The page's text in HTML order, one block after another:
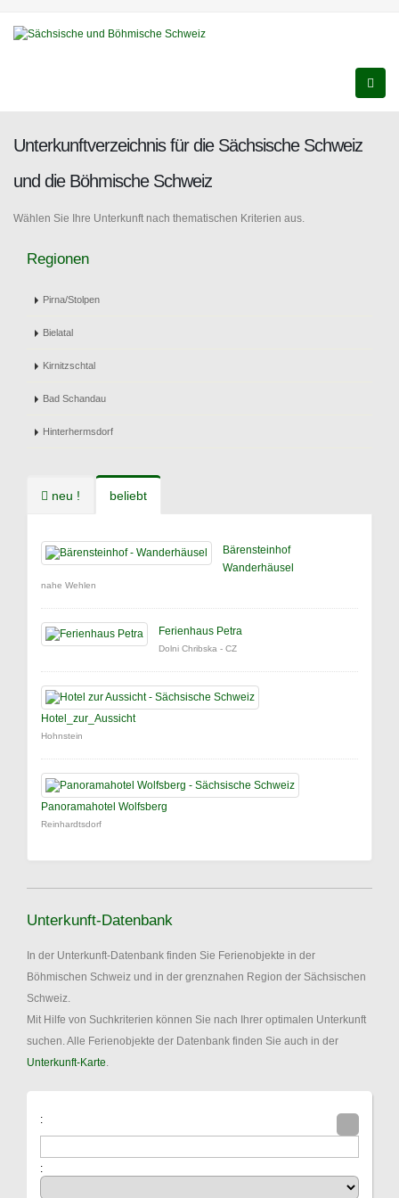
Unterkunftverzeichnis für die Sächsische Schweiz
und die Böhmische Schweiz
Wählen Sie Ihre Unterkunft nach thematischen Kriterien aus.
Regionen
Pirna/Stolpen
Bielatal
Kirnitzschtal
Bad Schandau
Hinterhermsdorf
neu ! beliebt
Bärensteinhof
Wanderhäusel
nahe Wehlen
Ferienhaus Petra
Dolni Chribska - CZ
Hotel_zur_Aussicht
Hohnstein
Panoramahotel Wolfsberg
Reinhardtsdorf
Unterkunft-Datenbank
In der Unterkunft-Datenbank finden Sie Ferienobjekte in der
Böhmischen Schweiz und in der grenznahen Region der Sächsischen
Schweiz.
Mit Hilfe von Suchkriterien können Sie nach Ihrer optimalen Unterkunft
suchen. Alle Ferienobjekte der Datenbank finden Sie auch in der
Unterkunft-Karte
:
: